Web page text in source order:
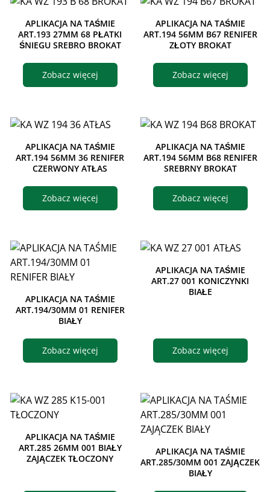
APLIKACJA NA TAŚMIE
ART.193 27MM 68 PŁATKI
ŚNIEGU SREBRO BROKAT
Zobacz więcej
APLIKACJA NA TAŚMIE
ART.194 56MM B67 RENIFER
ZŁOTY BROKAT
Zobacz więcej
APLIKACJA NA TAŚMIE
ART.194 56MM 36 RENIFER
CZERWONY ATŁAS
Zobacz więcej
APLIKACJA NA TAŚMIE
ART.194 56MM B68 RENIFER
SREBRNY BROKAT
Zobacz więcej
APLIKACJA NA TAŚMIE
ART.194/30MM 01 RENIFER
BIAŁY
Zobacz więcej
APLIKACJA NA TAŚMIE
ART.27 001 KONICZYNKI
BIAŁE
Zobacz więcej
APLIKACJA NA TAŚMIE
ART.285 26MM 001 BIAŁY
ZAJĄCZEK TŁOCZONY
APLIKACJA NA TAŚMIE
ART.285/30MM 001 ZAJĄCZEK
BIAŁY